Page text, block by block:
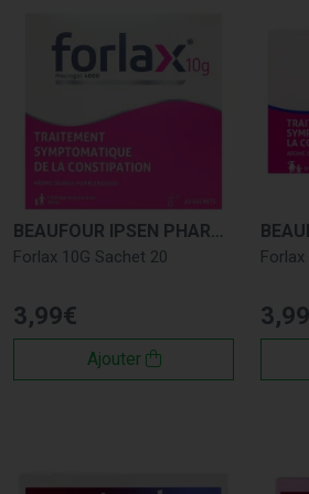
Chez Pharmacie-Jules-Verne.fr, nous
votre bien-être et à votre santé.
notre catalogue en ligne pour
trouver des solutions adaptées à vos
BEAUFOUR IPSEN PHARMA
Forlax 10G Sachet 20
3,99€
Ajouter
Forlax
3,99